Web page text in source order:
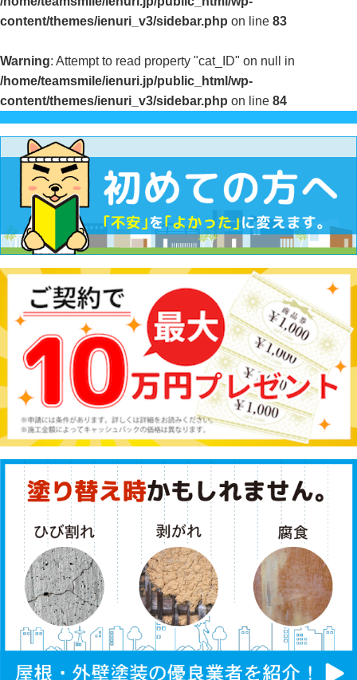
content/themes/ienuri_v3/sidebar.php on line 83
Warning: Attempt to read property "cat_ID" on null in
/home/teamsmile/ienuri.jp/public_html/wp-
content/themes/ienuri_v3/sidebar.php on line 84